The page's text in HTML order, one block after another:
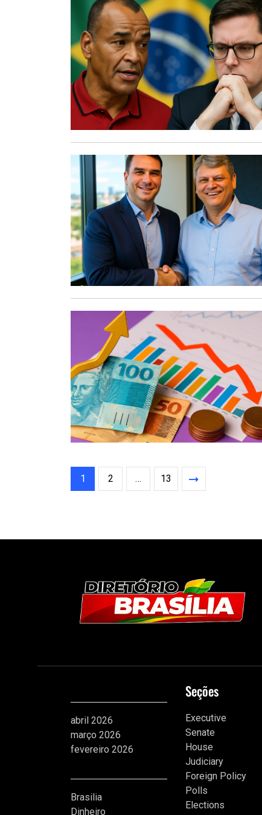
1 2 … 13
abril 2026
março 2026
fevereiro 2026
Brasilia
Dinheiro
Seções
Executive
Senate
House
Judiciary
Foreign Policy
Polls
Elections